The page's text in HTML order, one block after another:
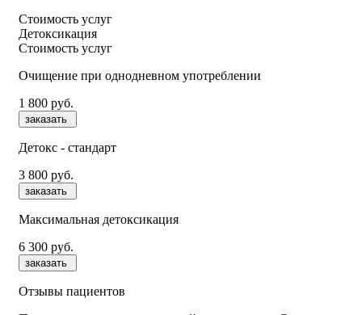
Стоимость услуг
Детоксикация
Стоимость услуг
Очищение при однодневном употреблении
1 800 руб.
заказать
Детокс - стандарт
3 800 руб.
заказать
Максимальная детоксикация
6 300 руб.
заказать
Отзывы пациентов